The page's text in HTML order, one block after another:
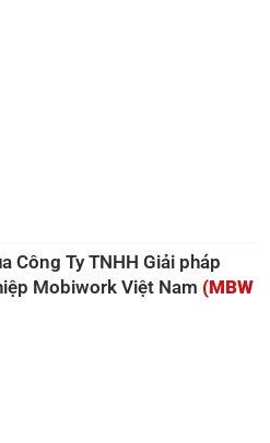
Công Ty TNHH Giải pháp
Mobiwork Việt Nam (MBW